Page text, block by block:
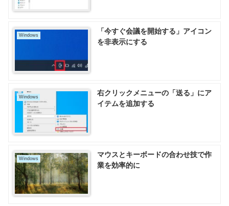
Windows
「今すぐ会議を開始する」アイコン
を非表示にする
Windows
右クリックメニューの「送る」にア
イテムを追加する
Windows
マウスとキーボードの合わせ技で作
業を効率的に